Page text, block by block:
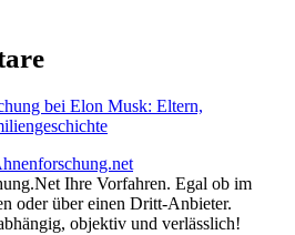
bei Elon Musk: Eltern,
Ihre Vorfahren. Egal ob im
oder über einen Dritt-Anbieter.
objektiv und verlässlich!